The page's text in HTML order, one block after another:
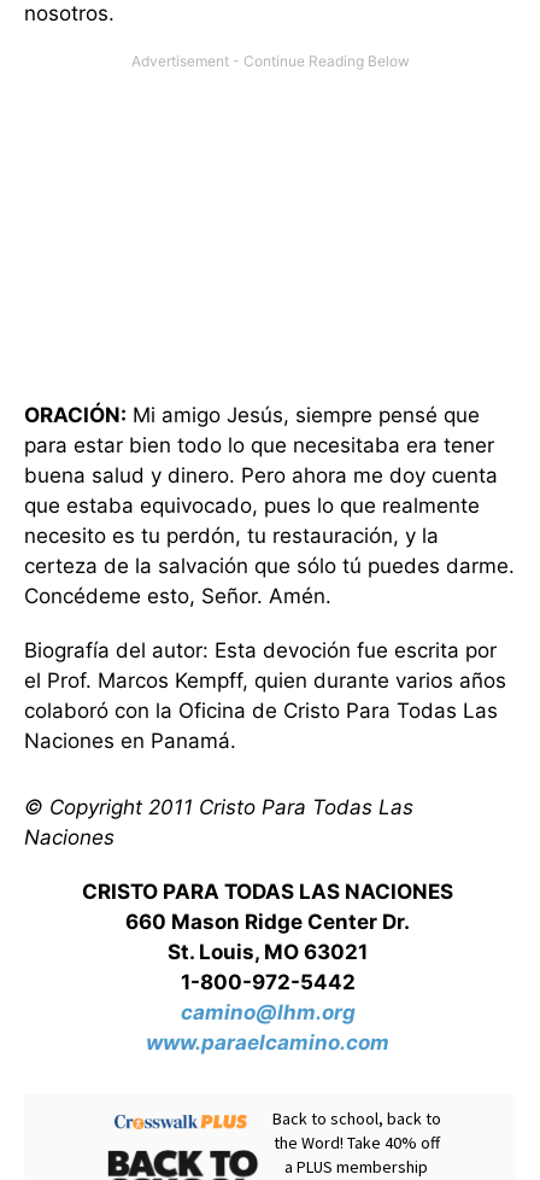
nosotros.
ORACIÓN: Mi amigo Jesús, siempre pensé que
para estar bien todo lo que necesitaba era tener
buena salud y dinero. Pero ahora me doy cuenta
que estaba equivocado, pues lo que realmente
necesito es tu perdón, tu restauración, y la
certeza de la salvación que sólo tú puedes darme.
Concédeme esto, Señor. Amén.
Biografía del autor: Esta devoción fue escrita por
el Prof. Marcos Kempff, quien durante varios años
colaboró con la Oficina de Cristo Para Todas Las
Naciones en Panamá.
© Copyright 2011 Cristo Para Todas Las
Naciones
CRISTO PARA TODAS LAS NACIONES
660 Mason Ridge Center Dr.
St. Louis, MO 63021
1-800-972-5442
camino@lhm.org
www.paraelcamino.com